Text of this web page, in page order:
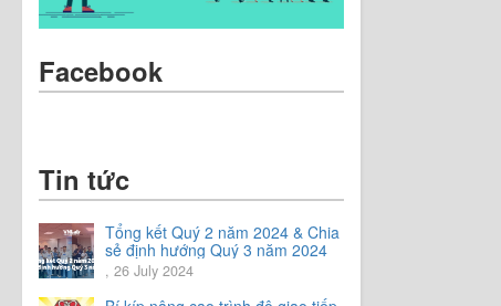
Facebook
Tin tức
Tổng kết Quý 2 năm 2024 & Chia
sẻ định hướng Quý 3 năm 2024
, 26 July 2024